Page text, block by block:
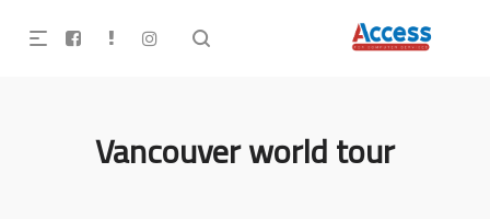
Vancouver world tour